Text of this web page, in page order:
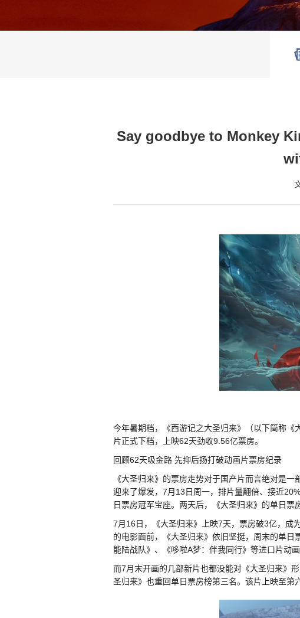
Say goodbye to Monkey
今年暑期档，《西游记之大圣归来》（以下简称
片正式下档，上映62天劲收9.56亿票房。
回顾62天吸金路 先抑后扬打破动画片票房纪录
《大圣归来》的票房走势对于国产片而言绝对是
迎来了爆发，7月13日周一，排片量翻倍、接近
日票房冠军宝座。两天后，《大圣归来》的单日票
7月16日，《大圣归来》上映7天，票房破3亿，成
的电影面前，《大圣归来》依旧坚挺，周末的单
能陆战队》、《哆啦A梦：伴我同行》等进口片动
而7月末开画的几部新片也都没能对《大圣归来》
圣归来》也重回单日票房榜第三名。该片上映至第